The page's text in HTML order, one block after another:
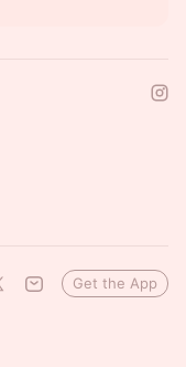
Get the App